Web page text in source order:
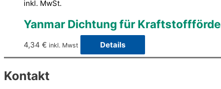
inkl. MwSt.
Yanmar Dichtung für
4,34 € inkl. Mwst Details
Kontakt